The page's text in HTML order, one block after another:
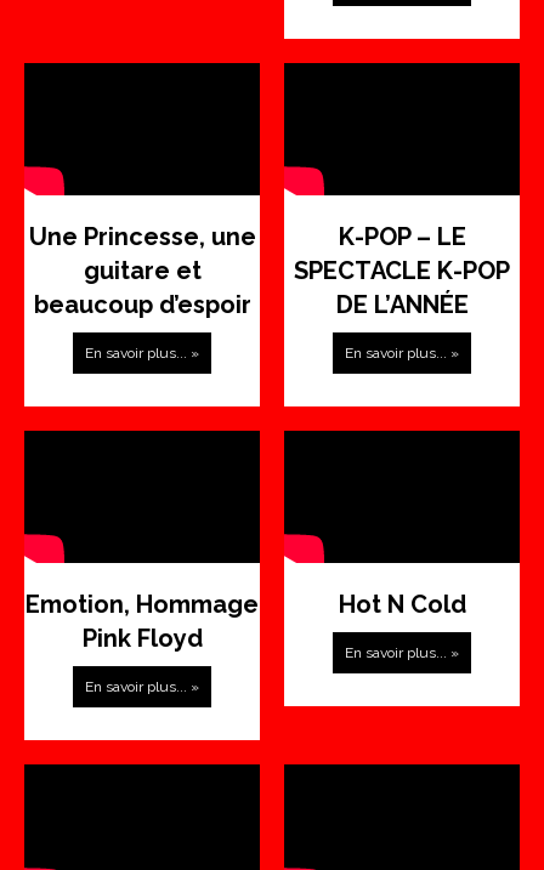
Une Princesse, une
guitare et
beaucoup d’espoir
En savoir plus... »
K-POP – LE
SPECTACLE K-POP
DE L’ANNÉE
En savoir plus... »
Emotion, Hommage
Pink Floyd
En savoir plus... »
Hot N Cold
En savoir plus... »